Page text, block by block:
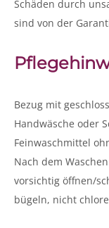
Schäden durch
sind von der
Bezug mit
Handwäsche oder
Feinwaschmittel
Nach dem
vorsichtig öffnen/
bügeln, nicht